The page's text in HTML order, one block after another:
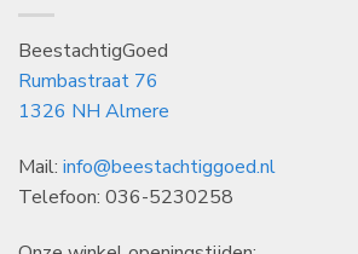
BeestachtigGoed
Rumbastraat 76
1326 NH Almere
Mail: info@beestachtiggoed.nl
Telefoon: 036-5230258